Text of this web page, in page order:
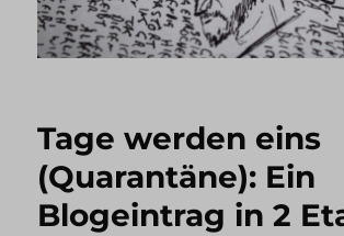
Tage werden eins
(Quarantäne): Ein
Blogeintrag in 2